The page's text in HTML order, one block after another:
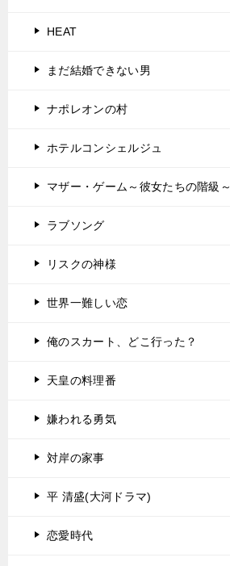
HEAT
まだ結婚できない男
ナポレオンの村
ホテルコンシェルジュ
マザー・ゲーム～彼女たちの階級～
ラブソング
リスクの神様
世界一難しい恋
俺のスカート、どこ行った？
天皇の料理番
嫌われる勇気
対岸の家事
平 清盛(大河ドラマ)
恋愛時代